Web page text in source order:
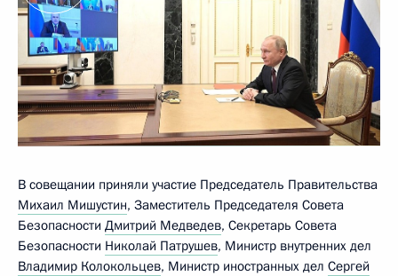
В совещании приняли участие Председатель Правительства
Михаил Мишустин, Заместитель Председателя Совета
Безопасности Дмитрий Медведев, Секретарь Совета
Безопасности Николай Патрушев, Министр внутренних дел
Владимир Колокольцев, Министр иностранных дел Сергей